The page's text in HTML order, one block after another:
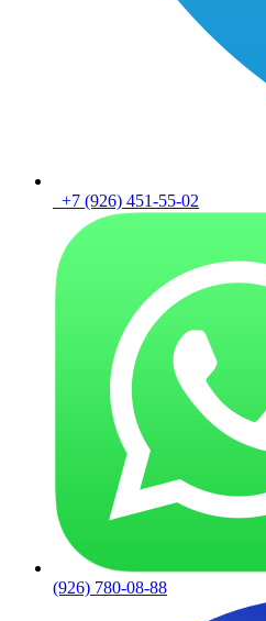
+7 (926) 451-55-02
(926) 780-08-88